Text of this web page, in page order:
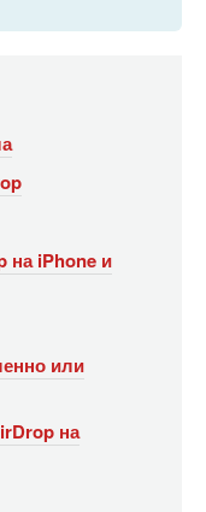
на iPhone и
или
на